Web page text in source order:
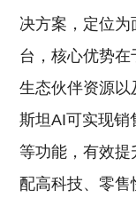
决方案，定位
台，核心优势
生态伙伴资源以
斯坦AI可实现销
等功能，有效
配高科技、零